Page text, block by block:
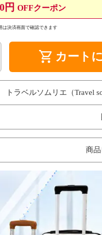
円 OFFクーポン
決済画面で確認できます
shopping_cart カート
トラベルソムリエ（Travel
商